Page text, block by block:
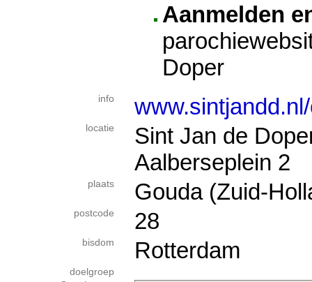
Aanmelden
Doper
info
locatie
Sint Jan de
Aalberseplein 2
plaats Gouda (Zuid-
postcode 28
bisdom Rotterdam
doelgroep